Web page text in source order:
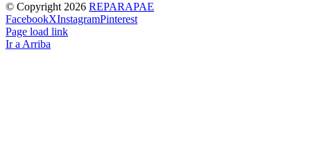
© Copyright 2026 REPARAPAE
FacebookXInstagramPinterest
Page load link
Ir a Arriba